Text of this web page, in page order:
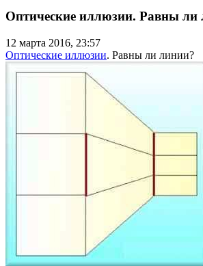
Оптические иллюзии. Равны ли
12 марта 2016, 23:57
Оптические иллюзии. Равны ли линии?